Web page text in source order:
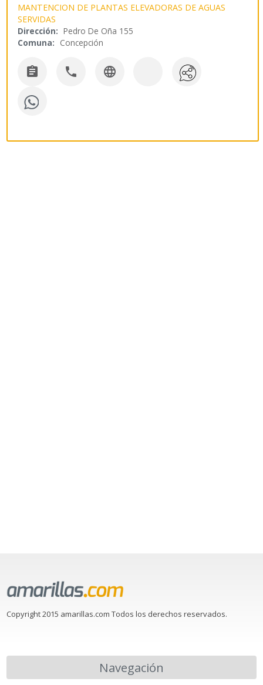
MANTENCION DE PLANTAS ELEVADORAS DE AGUAS
SERVIDAS
Dirección: Pedro De Oña 155
Comuna: Concepción
  
Copyright 2015 amarillas.com Todos los derechos reservados.
Navegación